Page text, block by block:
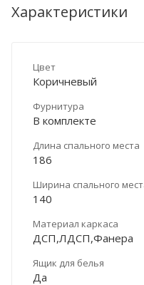
Характеристики
Цвет
Коричневый
Фурнитура
В комплекте
Длина спального места
186
Ширина спального
140
Материал каркаса
ДСП,ЛДСП,Фанера
Ящик для белья
Да